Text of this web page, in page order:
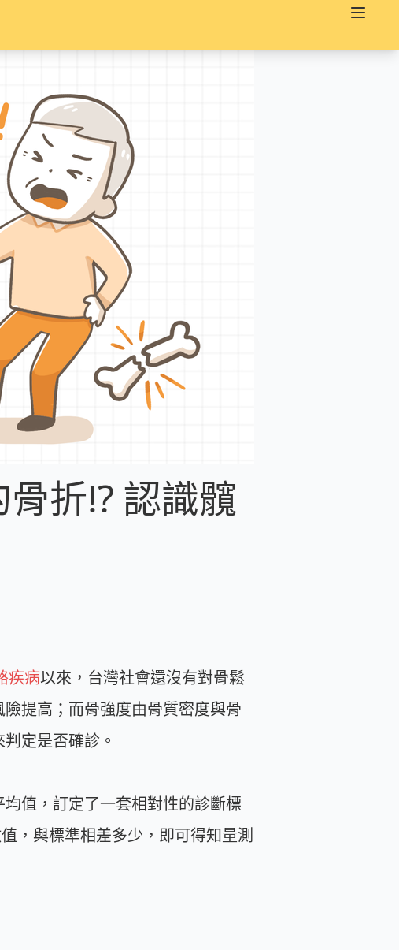
折!? 認識髖
疾病以來，台灣社會還沒有對骨鬆
提高；而骨強度由骨質密度與骨
定是否確診。
值，訂定了一套相對性的診斷標
，與標準相差多少，即可得知量測